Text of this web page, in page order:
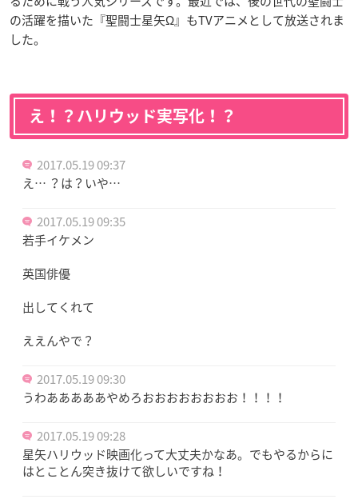
の活躍を描いた『聖闘士星矢Ω』もTVアニメとして放送されま
した。
え！？ハリウッド実写化！？
2017.05.19 09:37
え… ？は？いや…
2017.05.19 09:35
若手イケメン
英国俳優
出してくれて
ええんやで？
2017.05.19 09:30
うわあああああやめろおおおおおおおお！！！！
2017.05.19 09:28
星矢ハリウッド映画化って大丈夫かなあ。でもやるからに
はとことん突き抜けて欲しいですね！